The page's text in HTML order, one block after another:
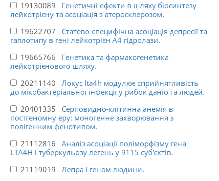
19130089 Генетичні ефекти в шляху біосинтезу
лейкотрієну та асоціація з атеросклерозом.
19622707 Статево-специфічна асоціація депресії та
гаплотипу в гені лейкотрієн А4 гідролази.
19665766 Генетика та фармакогенетика
лейкотрієнового шляху.
20211140 Локус lta4h модулює сприйнятливість
до мікобактеріальної інфекції у рибок даніо та людей.
20401335 Серповидно-клітинна анемія в
постгеномну еру: моногенне захворювання з
полігенним фенотипом.
21112816 Аналіз асоціації поліморфізму гена
LTA4H і туберкульозу легень у 9115 суб'єктів.
21119019 Лепра і геном людини.